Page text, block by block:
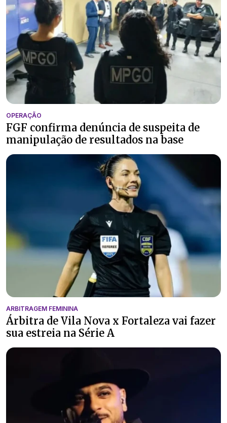
OPERAÇÃO
FGF confirma denúncia de suspeita de
manipulação de resultados na base
ARBITRAGEM FEMININA
Árbitra de Vila Nova x Fortaleza vai fazer
sua estreia na Série A